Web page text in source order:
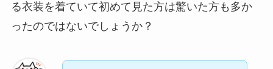
る衣装を着ていて初めて見た方は驚いた方も多か
ったのではないでしょうか？